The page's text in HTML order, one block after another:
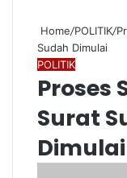
Home/POLITIK/
Sudah Dimulai
POLITIK
Proses
Surat
Dimulai